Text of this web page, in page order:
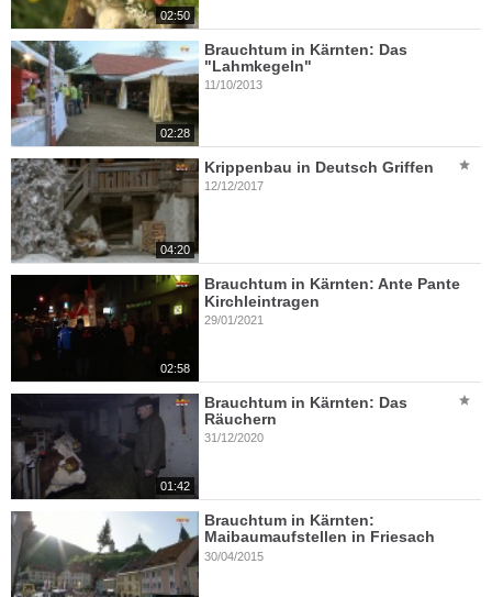
02:50
02:28
Brauchtum in Kärnten: Das
"Lahmkegeln"
11/10/2013
04:20
Krippenbau in Deutsch Griffen
12/12/2017
02:58
Brauchtum in Kärnten: Ante Pante
Kirchleintragen
29/01/2021
01:42
Brauchtum in Kärnten: Das
Räuchern
31/12/2020
Brauchtum in Kärnten:
Maibaumaufstellen in Friesach
30/04/2015